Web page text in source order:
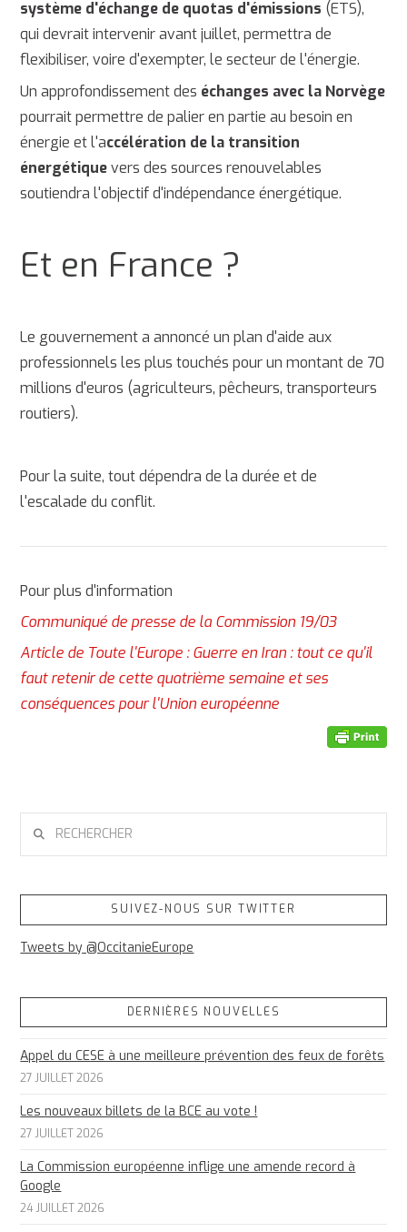
système d'échange de quotas d'émissions (ETS),
qui devrait intervenir avant juillet, permettra de
flexibiliser, voire d'exempter, le secteur de l'énergie.
Un approfondissement des échanges avec la Norvège
pourrait permettre de palier en partie au besoin en
énergie et l'accélération de la transition
énergétiquevers des sources renouvelables
soutiendra l'objectif d'indépendance énergétique.
Et en France ?
Le gouvernement a annoncé un plan d'aide aux
professionnels les plus touchés pour un montant de 70
millions d'euros (agriculteurs, pêcheurs, transporteurs
routiers).
Pour la suite, tout dépendra de la durée et de
l'escalade du conflit.
Pour plus d'information
Communiqué de presse de la Commission 19/03
Article de Toute l'Europe : Guerre en Iran : tout ce qu'il
faut retenir de cette quatrième semaine et ses
conséquences pour l'Union européenne
SUIVEZ-NOUS SUR TWITTER
Tweets by @OccitanieEurope
DERNIÈRES NOUVELLES
Appel du CESE à une meilleure prévention des feux de forêts
27 JUILLET 2026
Les nouveaux billets de la BCE au vote !
27 JUILLET 2026
La Commission européenne inflige une amende record à
Google
24 JUILLET 2026